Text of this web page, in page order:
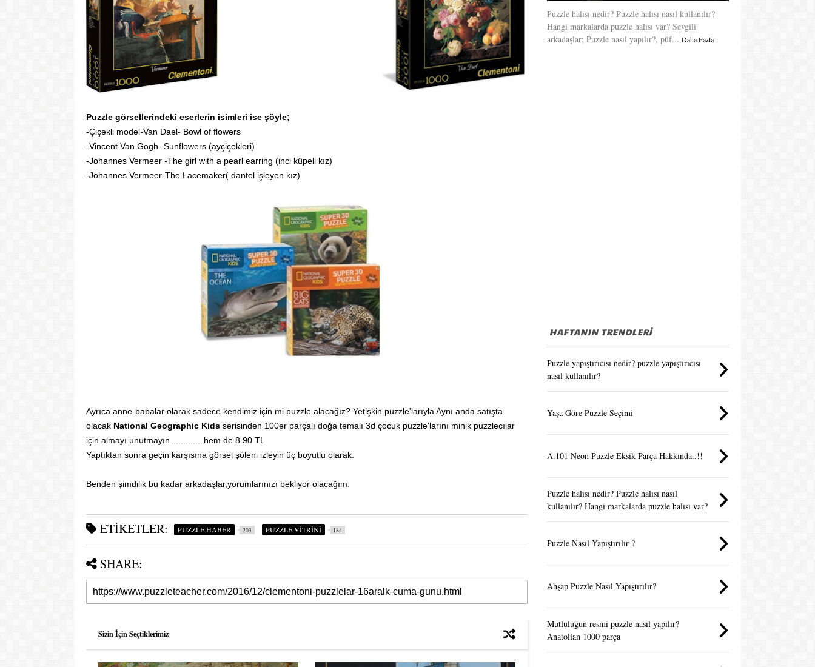
Puzzle görsellerindeki eserlerin isimleri ise şöyle;
-Çiçekli model-Van Dael- Bowl of flowers
-Vincent Van Gogh- Sunflowers (ayçiçekleri)
-Johannes Vermeer -The girl with a pearl earring (inci küpeli kız)
-Johannes Vermeer-The Lacemaker( dantel işleyen kız)
Ayrıca anne-babalar olarak sadece kendimiz için mi puzzle alacağız? Yetişkin puzzle'larıyla Aynı anda satışta
olacak National Geographic Kids serisinden 100er parçalı doğa temalı 3d çocuk puzzle'larını minik puzzlecılar
için almayı unutmayın..............hem de 8.90 TL.
Yaptıktan sonra geçin karşısına görsel şöleni izleyin üç boyutlu olarak.
Benden şimdilik bu kadar arkadaşlar,yorumlarınızı bekliyor olacağım.
ETIKETLER: PUZZLE HABER 203 PUZZLE VİTRİNİ 184
SHARE:
Sizin İçin Seçtiklerimiz
Puzzle halısı nedir? Puzzle halısı nasıl kullanılır?
Hangi markalarda puzzle halısı var? Sevgili
arkadaşlar; Puzzle nasıl yapılır?, püf... Daha Fazla
HAFTANIN TRENDLERİ
Puzzle yapıştırıcısı nedir? puzzle yapıştırıcısı
nasıl kullanılır?
Yaşa Göre Puzzle Seçimi
A.101 Neon Puzzle Eksik Parça Hakkında..!!
Puzzle halısı nedir? Puzzle halısı nasıl
kullanılır? Hangi markalarda puzzle halısı var?
Puzzle Nasıl Yapıştırılır ?
Ahşap Puzzle Nasıl Yapıştırılır?
Mutluluğun resmi puzzle nasıl yapılır?
Anatolian 1000 parça